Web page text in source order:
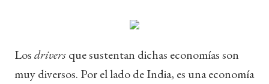
Losdriversque sustentan dichas economías son
muy diversos. Por el lado de India, es una economía